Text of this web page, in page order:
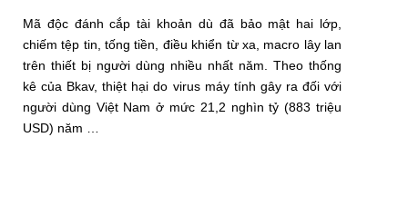
Mã độc đánh cắp tài khoản dù đã bảo mật hai lớp,
chiếm tệp tin, tống tiền, điều khiển từ xa, macro lây lan
trên thiết bị người dùng nhiều nhất năm. Theo thống
kê của Bkav, thiệt hại do virus máy tính gây ra đối với
người dùng Việt Nam ở mức 21,2 nghìn tỷ (883 triệu
USD) năm …